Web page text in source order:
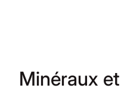
Minéraux